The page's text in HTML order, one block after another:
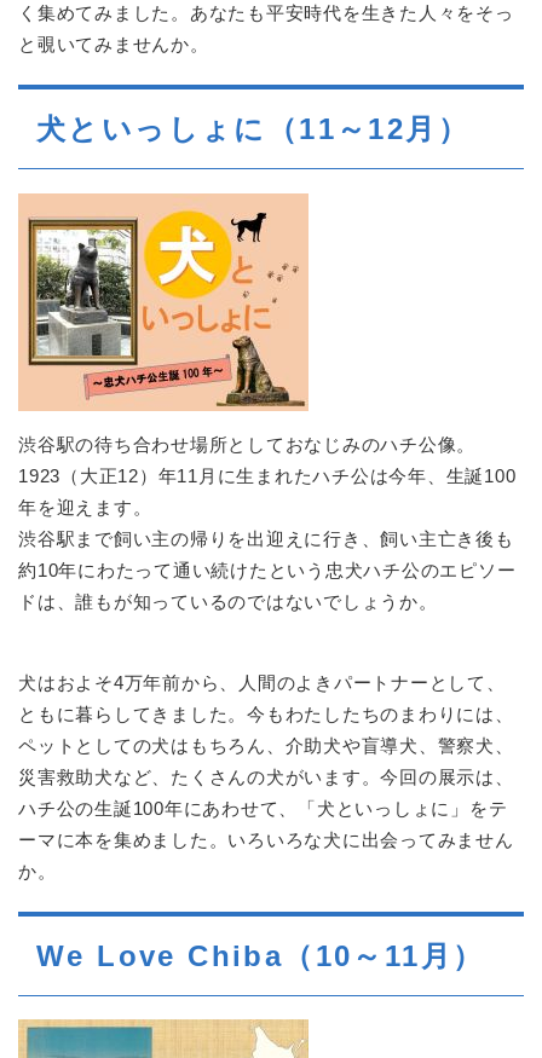
く集めてみました。あなたも平安時代を生きた人々をそっ
と覗いてみませんか。
犬といっしょに（11～12月）
渋谷駅の待ち合わせ場所としておなじみのハチ公像。
1923（大正12）年11月に生まれたハチ公は今年、生誕100
年を迎えます。
渋谷駅まで飼い主の帰りを出迎えに行き、飼い主亡き後も
約10年にわたって通い続けたという忠犬ハチ公のエピソー
ドは、誰もが知っているのではないでしょうか。
犬はおよそ4万年前から、人間のよきパートナーとして、
ともに暮らしてきました。今もわたしたちのまわりには、
ペットとしての犬はもちろん、介助犬や盲導犬、警察犬、
災害救助犬など、たくさんの犬がいます。今回の展示は、
ハチ公の生誕100年にあわせて、「犬といっしょに」をテ
ーマに本を集めました。いろいろな犬に出会ってみません
か。
We Love Chiba（10～11月）